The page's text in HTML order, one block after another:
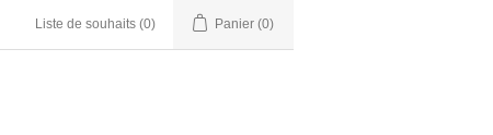
Liste de souhaits (0) Panier (0)